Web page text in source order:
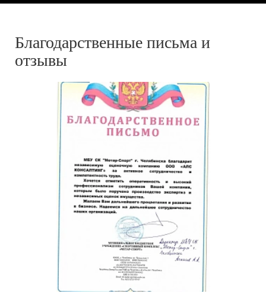
Благодарственные письма и
отзывы